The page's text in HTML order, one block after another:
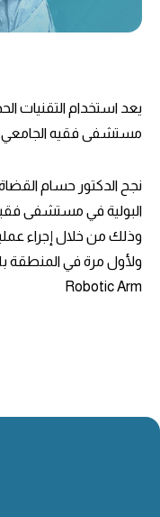
يعد استخدام التقنيات
مستشفى فقيه الجامعي.
نجح الدكتور حسام
البولية في مستشفى
وذلك من خلال إجراء
Robotic Arm